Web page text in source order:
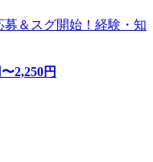
募＆スグ開始！経験・知
〜2,250円